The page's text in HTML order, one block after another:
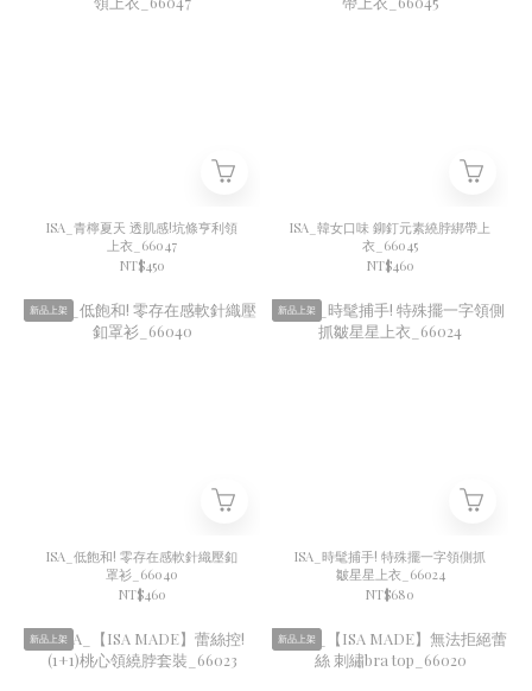
ISA_青檸夏天 透肌感!坑條亨利領
上衣_66047
NT$450
ISA_韓女口味 鉚釘元素繞脖綁帶上
衣_66045
NT$460
新品上架
ISA_低飽和! 零存在感軟針織壓釦
罩衫_66040
NT$460
新品上架
ISA_時髦捕手! 特殊擺一字領側抓
皺星星上衣_66024
NT$680
新品上架 新品上架